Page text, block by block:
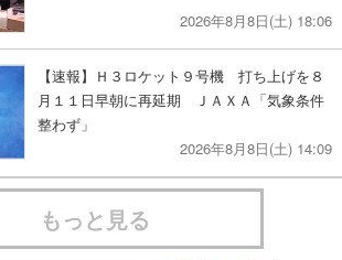
2026年8月8日(土) 18:06
【速報】Ｈ３ロケット９号機 打ち上げを８
月１１日早朝に再延期 ＪＡＸＡ「気象条件
整わず」
2026年8月8日(土) 14:09
もっと見る